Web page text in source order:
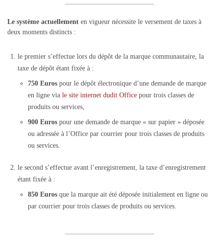
Le système actuellement en vigueur nécessite le versement de taxes à
deux moments distincts :
le premier s’effectue lors du dépôt de la marque communautaire, la
taxe de dépôt étant fixée à :
750 Euros pour le dépôt électronique d’une demande de marque
en ligne via le site internet dudit Office pour trois classes de
produits ou services,
900 Euros pour une demande de marque « sur papier » déposée
ou adressée à l’Office par courrier pour trois classes de produits
ou services.
le second s’effectue avant l’enregistrement, la taxe d’enregistrement
étant fixée à :
850 Euros que la marque ait été déposée initialement en ligne ou
par courrier pour trois classes de produits ou services.